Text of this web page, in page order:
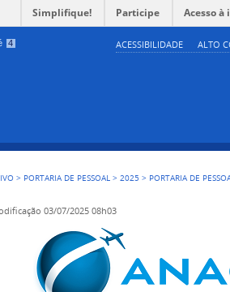
4 ACESSIBILIDADE ALTO
Simplifique! Participe Acesso
> PORTARIA DE PESSOAL >2025 > PORTARIA DE
03/07/2025 08h03